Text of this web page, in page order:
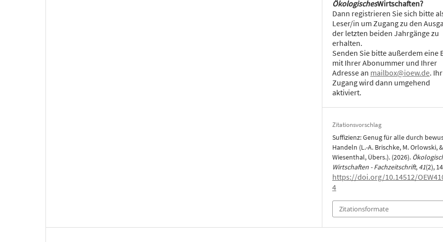
ÖkologischesWirtschaften?
Dann registrieren Sie sich bitte
Leser/in um Zugang zu den
der letzten beiden Jahrgänge zu
erhalten.
Senden Sie bitte außerdem eine
mit Ihrer Abonummer und Ihrer
Adresse an mailbox@ioew.de. Ihr
Zugang wird dann umgehend
aktiviert.
Zitationsvorschlag
Suffizienz: Genug für alle durch
Handeln (L.-A. Brischke, M. Orlowski,
Wiesenthal, Übers.). (2026).
Wirtschaften - Fachzeitschrift, 41(2),
https://doi.org/10.14512/
4
Zitationsformate